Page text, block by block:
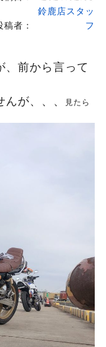
稿者：
鈴鹿店スタッ
フ
、前から言って
が、、、
見たら